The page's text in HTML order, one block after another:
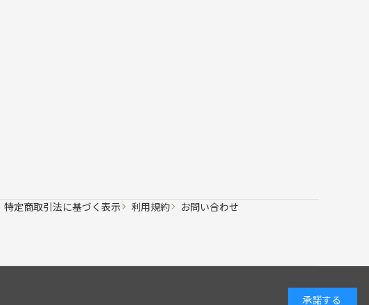
特定商取引法に基づく表示 利用規約 お問い合わせ
承諾する